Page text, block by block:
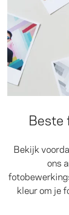
Beste
Bekijk
ons
kleur om je